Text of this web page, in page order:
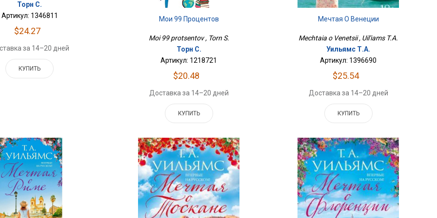
Торн С.
Артикул: 1346811
$24.27
за 14–20 дней
КУПИТЬ
Мои 99 Процентов
Moi 99 protsentov , Torn S.
Торн С.
Артикул: 1218721
$20.48
Доставка за 14–20 дней
КУПИТЬ
Мечтая О Венеции
Mechtaia o Venetsii , Uil'iams T.A.
Уильямс Т.А.
Артикул: 1396690
$25.54
Доставка за 14–20 дней
КУПИТЬ